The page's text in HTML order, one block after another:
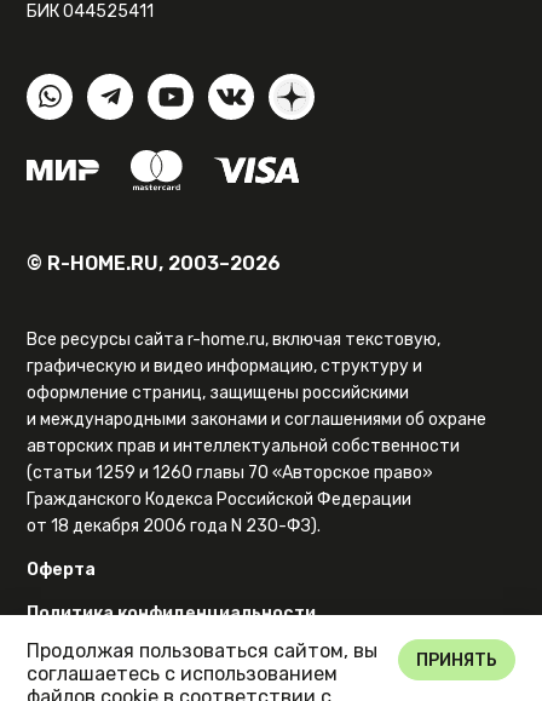
БИК 044525411
© R-HOME.RU, 2003–2026
Все ресурсы сайта r-home.ru, включая текстовую,
графическую и видео информацию, структуру и
оформление страниц, защищены российскими
и международными законами и соглашениями об охране
авторских прав и интеллектуальной собственности
(статьи 1259 и 1260 главы 70 «Авторское право»
Гражданского Кодекса Российской Федерации
от 18 декабря 2006 года N 230-ФЗ).
Оферта
Политика конфиденциальности
Карта сайта
Продолжая пользоваться сайтом, вы
соглашаетесь с использованием
ПРИНЯТЬ